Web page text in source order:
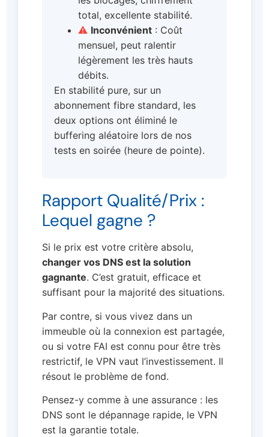
total, excellente stabilité.
⚠ Inconvénient : Coût
mensuel, peut ralentir
légèrement les très hauts
débits.
En stabilité pure, sur un
abonnement fibre standard, les
deux options ont éliminé le
buffering aléatoire lors de nos
tests en soirée (heure de pointe).
Rapport Qualité/Prix :
Lequel gagne ?
Si le prix est votre critère absolu,
changer vos DNS est la solution
gagnante. C’est gratuit, efficace et
suffisant pour la majorité des situations.
Par contre, si vous vivez dans un
immeuble où la connexion est partagée,
ou si votre FAI est connu pour être très
restrictif, le VPN vaut l’investissement. Il
résout le problème de fond.
Pensez-y comme à une assurance : les
DNS sont le dépannage rapide, le VPN
est la garantie totale.